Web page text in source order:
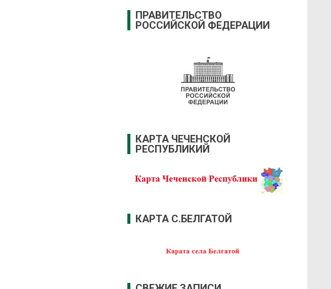
ПРАВИТЕЛЬСТВО
РОССИЙСКОЙ ФЕДЕРАЦИИ
КАРТА ЧЕЧЕНСКОЙ
РЕСПУБЛИКИЙ
КАРТА С.БЕЛГАТОЙ